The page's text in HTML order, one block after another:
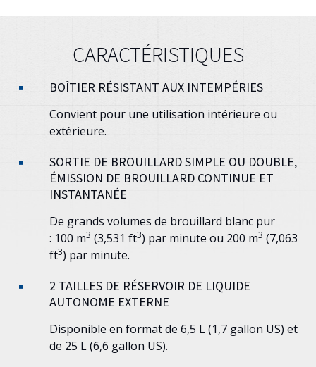
CARACTÉRISTIQUES
BOÎTIER RÉSISTANT AUX INTEMPÉRIES
Convient pour une utilisation intérieure ou
extérieure.
SORTIE DE BROUILLARD SIMPLE OU DOUBLE,
ÉMISSION DE BROUILLARD CONTINUE ET
INSTANTANÉE
De grands volumes de brouillard blanc pur
: 100 m3 (3,531 ft3) par minute ou 200 m3 (7,063
ft3) par minute.
2 TAILLES DE RÉSERVOIR DE LIQUIDE
AUTONOME EXTERNE
Disponible en format de 6,5 L (1,7 gallon US) et
de 25 L (6,6 gallon US).